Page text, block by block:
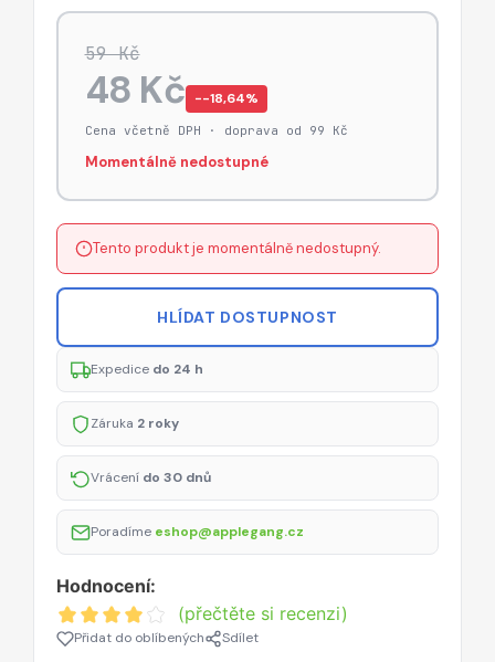
59 Kč
48 Kč −-18,64%
Cena včetně DPH · doprava od 99 Kč
Momentálně nedostupné
Tento produkt je momentálně nedostupný.
HLÍDAT DOSTUPNOST
Expedice do 24 h
Záruka 2 roky
Vrácení do 30 dnů
Poradíme eshop@applegang.cz
Hodnocení:
(přečtěte si recenzi)
Přidat do oblíbených Sdílet